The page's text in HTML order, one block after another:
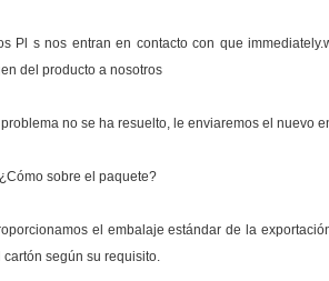
Pl s nos entran en contacto con que
del producto a nosotros
no se ha resuelto, le enviaremos el nuevo
sobre el paquete?
el embalaje estándar de la
cartón según su requisito.